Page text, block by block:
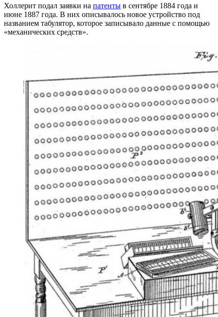
Холлерит подал заявки на патенты в сентябре 1884 года и
июне 1887 года. В них описывалось новое устройство под
названием табулятор, которое записывало данные с помощью
«механических средств».